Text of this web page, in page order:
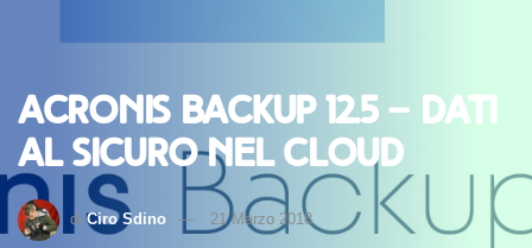
Acronis Backup 12.5 – Dati
al sicuro nel Cloud
di Ciro Sdino 21 Marzo 2018